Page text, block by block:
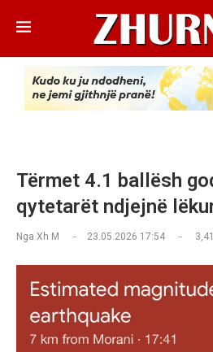
Tërmet 4.1 ballësh
qytetarët ndjejnë
Nga Xh M 23.05.2026 17:54